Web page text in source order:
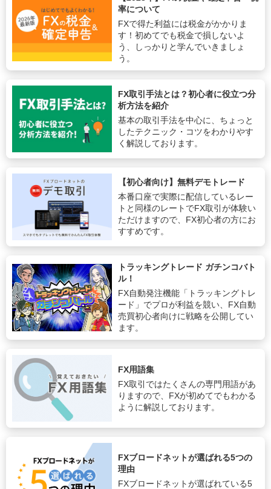
率について
FXで得た利益には税金がかかりま
す！初めてでも税金で損しないよ
う、しっかりと学んでいきましょ
う。
FX取引手法とは？初心者に役立つ分
析方法を紹介
基本の取引手法を中心に、ちょっと
したテクニック・コツをわかりやす
く解説しております。
【初心者向け】無料デモトレード
本番口座で実際に配信しているレー
トと同様のレートでFX取引が体験い
ただけますので、FX初心者の方にお
すすめです。
トラッキングトレード ガチンコバト
ル！
FX自動発注機能「トラッキングトレ
ード」でプロが利益を競い、FX自動
売買初心者向けに戦略を公開してい
ます。
FX用語集
FX取引ではたくさんの専門用語があ
りますので、FXが初めてでもわかる
ように解説しております。
FXブロードネットが選ばれる5つの
理由
FXブロードネットが選ばれている5